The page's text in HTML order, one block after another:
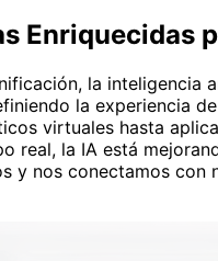
Enriquecidas
la inteligencia
la experiencia
virtuales hasta
real, la IA está
y nos conectamos con